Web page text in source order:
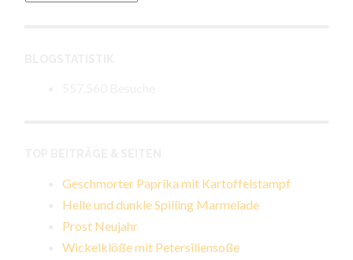
Geschmorter Paprika mit Kartoffelstampf
Helle und dunkle Spilling Marmelade
Prost Neujahr
Wickelklöße mit Petersiliensoße